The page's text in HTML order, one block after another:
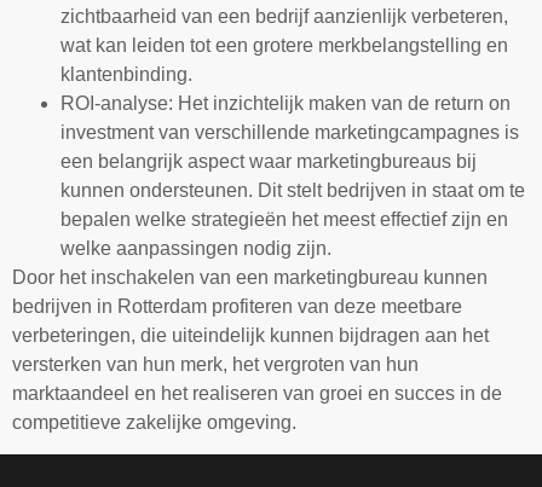
zichtbaarheid van een bedrijf aanzienlijk verbeteren,
wat kan leiden tot een grotere merkbelangstelling en
klantenbinding.
ROI-analyse: Het inzichtelijk maken van de return on
investment van verschillende marketingcampagnes is
een belangrijk aspect waar marketingbureaus bij
kunnen ondersteunen. Dit stelt bedrijven in staat om te
bepalen welke strategieën het meest effectief zijn en
welke aanpassingen nodig zijn.
Door het inschakelen van een marketingbureau kunnen
bedrijven in Rotterdam profiteren van deze meetbare
verbeteringen, die uiteindelijk kunnen bijdragen aan het
versterken van hun merk, het vergroten van hun
marktaandeel en het realiseren van groei en succes in de
competitieve zakelijke omgeving.